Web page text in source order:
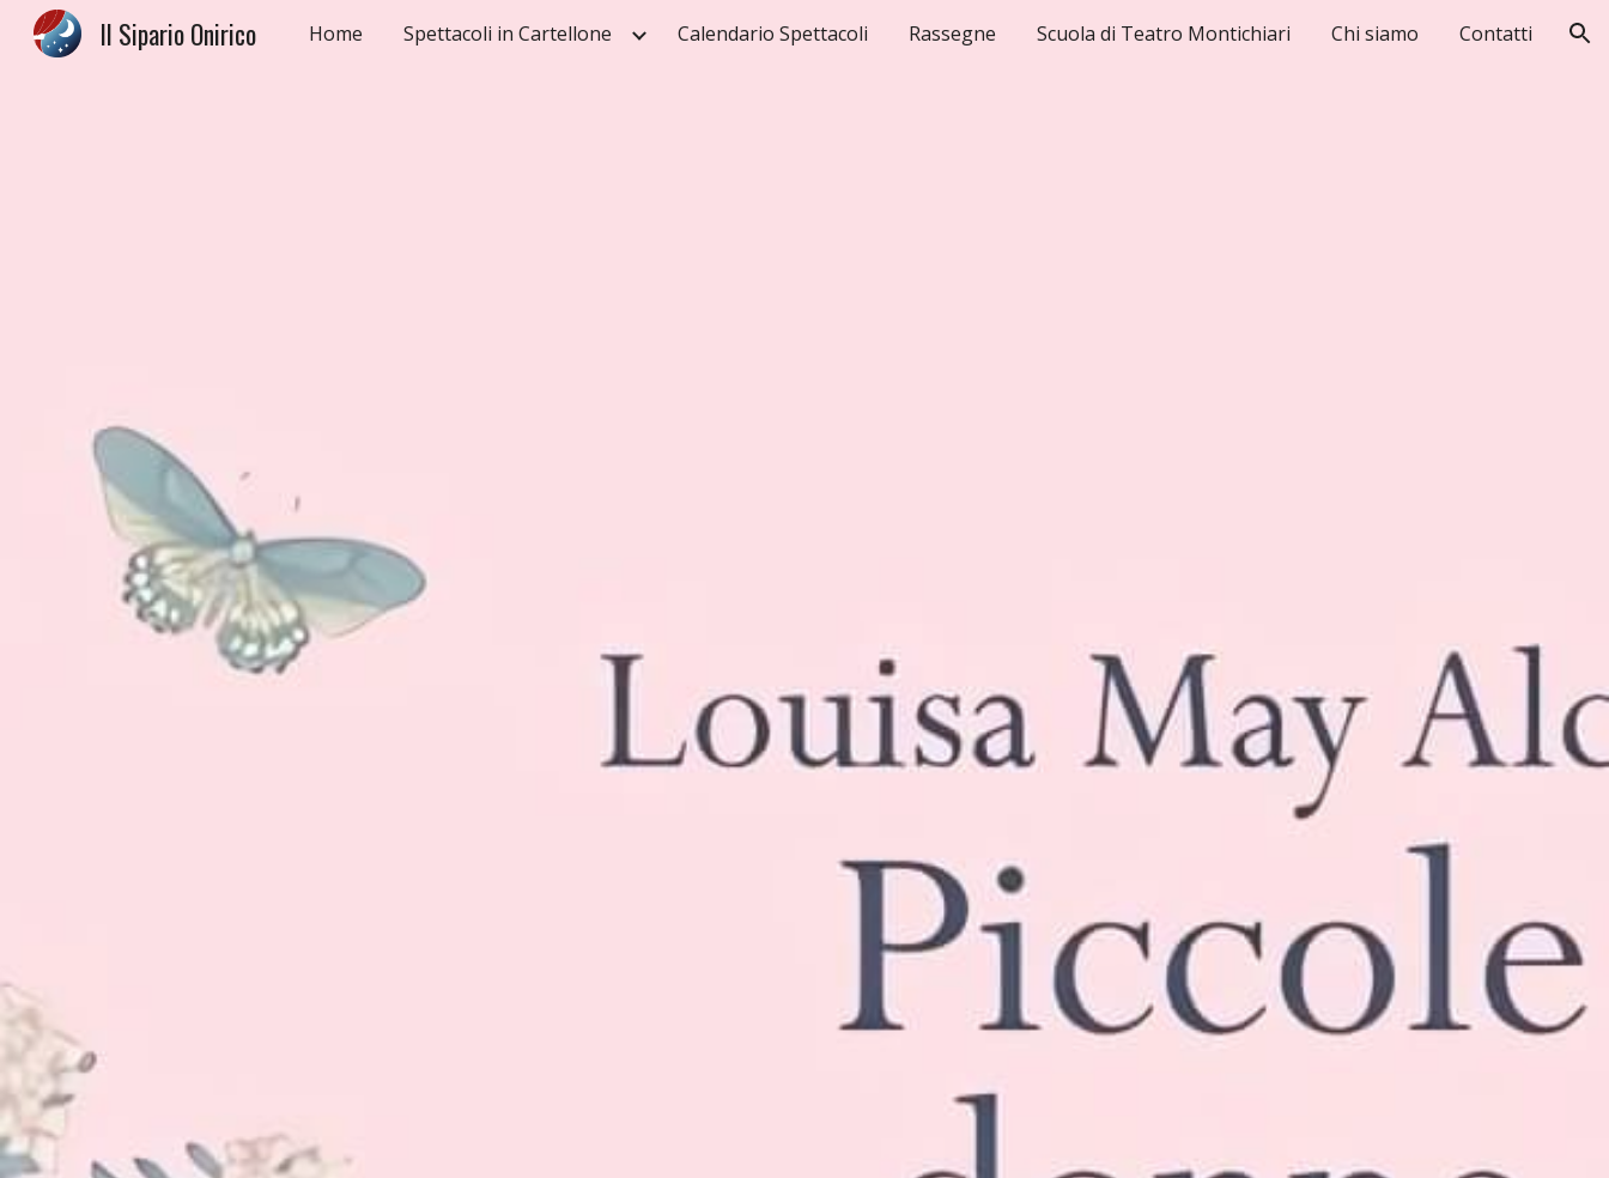
Skip to main content Skip to navigation
Il Sipario Onirico Home Spettacoli in Cartellone Calendario Spettacoli Rassegne Scuola di Teatro Montichiari Chi siamo Contatti